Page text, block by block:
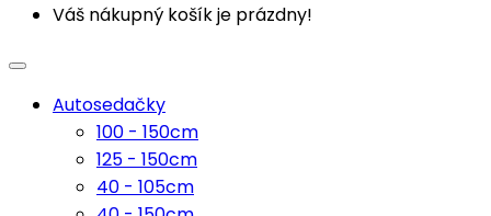
Váš nákupný košík je prázdny!
Autosedačky
100 - 150cm
125 - 150cm
40 - 105cm